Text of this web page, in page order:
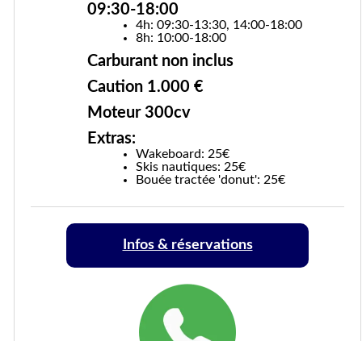
09:30-18:00
4h: 09:30-13:30, 14:00-18:00
8h: 10:00-18:00
Carburant non inclus
Caution 1.000 €
Moteur 300cv
Extras:
Wakeboard: 25€
Skis nautiques: 25€
Bouée tractée 'donut': 25€
Infos & réservations